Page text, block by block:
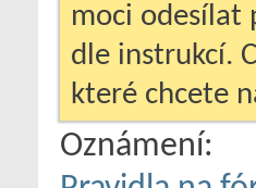
moci odesílat
dle instrukcí.
které chcete
Oznámení: